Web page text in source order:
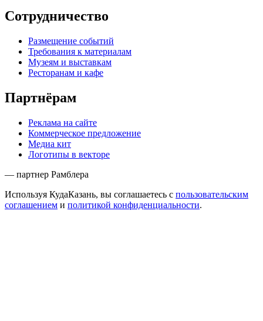
Сотрудничество
Размещение событий
Требования к материалам
Музеям и выставкам
Ресторанам и кафе
Партнёрам
Реклама на сайте
Коммерческое предложение
Медиа кит
Логотипы в векторе
— партнер Рамблера
Используя КудаКазань, вы соглашаетесь с пользовательским
соглашением и политикой конфиденциальности.